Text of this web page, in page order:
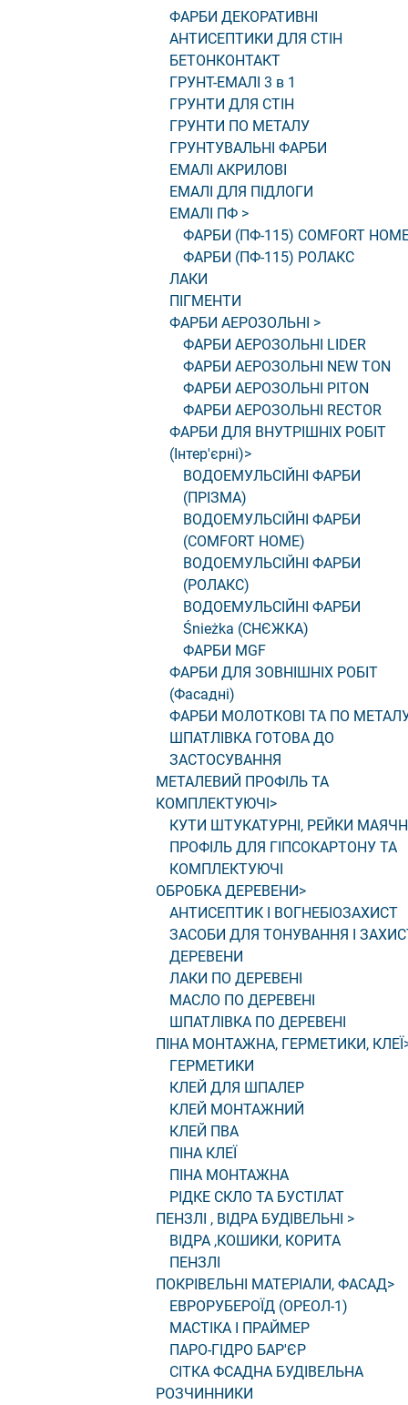
ФАРБИ ДЕКОРАТИВНІ
АНТИСЕПТИКИ ДЛЯ СТІН
БЕТОНКОНТАКТ
ГРУНТ-ЕМАЛІ 3 в 1
ГРУНТИ ДЛЯ СТІН
ГРУНТИ ПО МЕТАЛУ
ГРУНТУВАЛЬНІ ФАРБИ
ЕМАЛІ АКРИЛОВІ
ЕМАЛІ ДЛЯ ПІДЛОГИ
ЕМАЛІ ПФ >
ФАРБИ (ПФ-115) COMFORT
ФАРБИ (ПФ-115) РОЛАКС
ЛАКИ
ПІГМЕНТИ
ФАРБИ АЕРОЗОЛЬНІ >
ФАРБИ АЕРОЗОЛЬНІ LIDER
ФАРБИ АЕРОЗОЛЬНІ NEW TON
ФАРБИ АЕРОЗОЛЬНІ PITON
ФАРБИ АЕРОЗОЛЬНІ RECTOR
ФАРБИ ДЛЯ ВНУТРІШНІХ РОБІТ
(Інтер'єрні)>
ВОДОЕМУЛЬСІЙНІ ФАРБИ
(ПРІЗМА)
ВОДОЕМУЛЬСІЙНІ ФАРБИ
(COMFORT HOME)
ВОДОЕМУЛЬСІЙНІ ФАРБИ
(РОЛАКС)
ВОДОЕМУЛЬСІЙНІ ФАРБИ
Śnieżka (СНЄЖКА)
ФАРБИ MGF
ФАРБИ ДЛЯ ЗОВНІШНІХ РОБІТ
(Фасадні)
ФАРБИ МОЛОТКОВІ ТА ПО
ШПАТЛІВКА ГОТОВА ДО
ЗАСТОСУВАННЯ
МЕТАЛЕВИЙ ПРОФІЛЬ ТА
КОМПЛЕКТУЮЧІ>
КУТИ ШТУКАТУРНІ, РЕЙКИ
ПРОФІЛЬ ДЛЯ ГІПСОКАРТОНУ ТА
КОМПЛЕКТУЮЧІ
ОБРОБКА ДЕРЕВЕНИ>
АНТИСЕПТИК І ВОГНЕБІОЗАХИСТ
ЗАСОБИ ДЛЯ ТОНУВАННЯ І
ДЕРЕВЕНИ
ЛАКИ ПО ДЕРЕВЕНІ
МАСЛО ПО ДЕРЕВЕНІ
ШПАТЛІВКА ПО ДЕРЕВЕНІ
ПІНА МОНТАЖНА, ГЕРМЕТИКИ, КЛЕЇ
ГЕРМЕТИКИ
КЛЕЙ ДЛЯ ШПАЛЕР
КЛЕЙ МОНТАЖНИЙ
КЛЕЙ ПВА
ПІНА КЛЕЇ
ПІНА МОНТАЖНА
РІДКЕ СКЛО ТА БУСТІЛАТ
ПЕНЗЛІ , ВІДРА БУДІВЕЛЬНІ >
ВІДРА ,КОШИКИ, КОРИТА
ПЕНЗЛІ
ПОКРІВЕЛЬНІ МАТЕРІАЛИ, ФАСАД>
ЕВРОРУБЕРОЇД (ОРЕОЛ-1)
МАСТІКА І ПРАЙМЕР
ПАРО-ГІДРО БАР'ЄР
СІТКА ФСАДНА БУДІВЕЛЬНА
РОЗЧИННИКИ